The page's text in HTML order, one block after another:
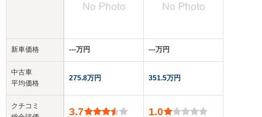
新車価格
中古車
平均価格
クチコミ
‐‐‐万円
275.8万円
3.7
‐‐‐万円
351.5万円
1.0